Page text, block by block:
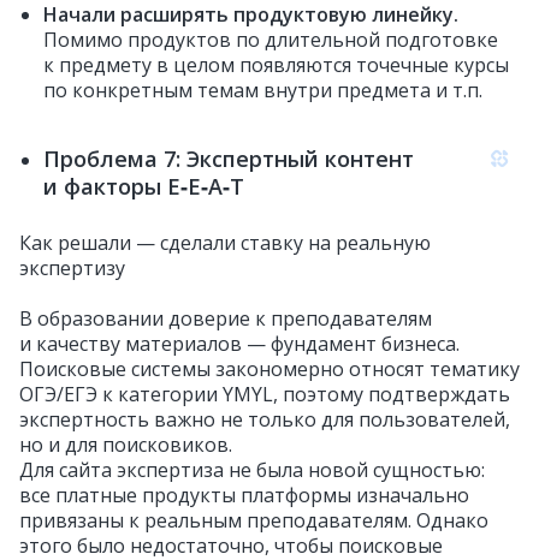
Начали расширять продуктовую линейку.
Помимо продуктов по длительной подготовке
к предмету в целом появляются точечные курсы
по конкретным темам внутри предмета и т.п.
Проблема 7: Экспертный контент
и факторы E‑E‑A‑T
Как решали — сделали ставку на реальную
экспертизу
В образовании доверие к преподавателям
и качеству материалов — фундамент бизнеса.
Поисковые системы закономерно относят тематику
ОГЭ/ЕГЭ к категории YMYL, поэтому подтверждать
экспертность важно не только для пользователей,
но и для поисковиков.
Для сайта экспертиза не была новой сущностью:
все платные продукты платформы изначально
привязаны к реальным преподавателям. Однако
этого было недостаточно, чтобы поисковые